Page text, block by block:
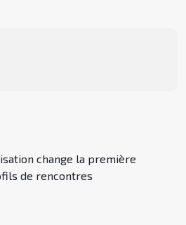
change la première
de rencontres